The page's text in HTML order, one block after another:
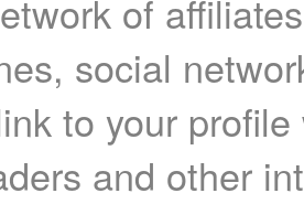
of
social
to your
and other